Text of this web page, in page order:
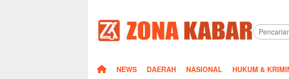
konten
HOMENEWS DAERAH NASIONAL HUKUM &